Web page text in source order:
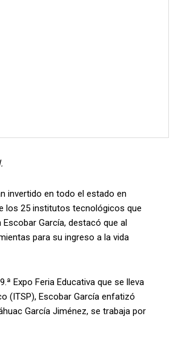
invertido en todo el estado en
los 25 institutos tecnológicos que
García, destacó que al
para su ingreso a la vida
Expo Feria Educativa que se lleva
(ITSP), Escobar García enfatizó
García Jiménez, se trabaja por